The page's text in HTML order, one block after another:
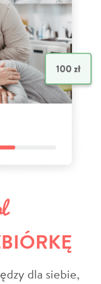
dla siebie,